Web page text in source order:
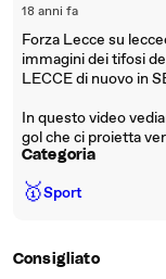
18 anni fa
Forza Lecce su
immagini dei tifosi
LECCE di nuovo in
In questo video
gol che ci proietta
Categoria
🥇Sport
Consigliato